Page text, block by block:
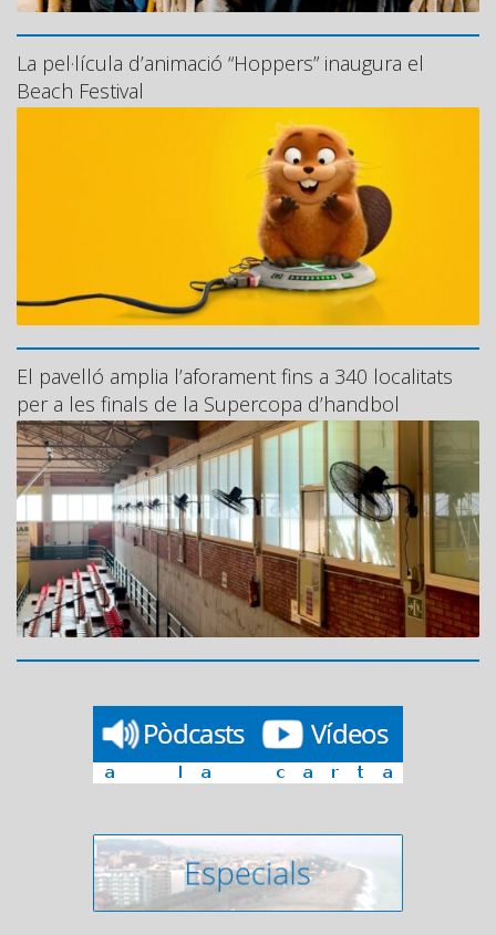
La pel·lícula d’animació “Hoppers” inaugura el
Beach Festival
El pavelló amplia l’aforament fins a 340 localitats
per a les finals de la Supercopa d’handbol